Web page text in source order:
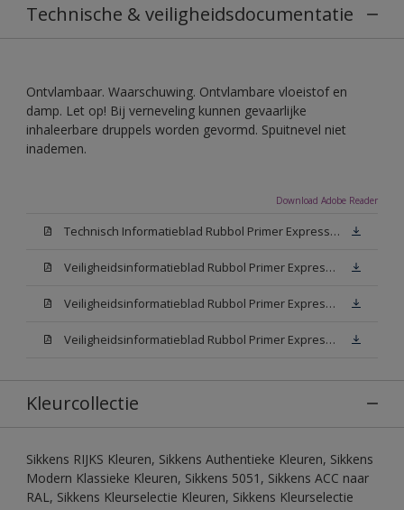
Technische & veiligheidsdocumentatie
Ontvlambaar. Waarschuwing. Ontvlambare vloeistof en
damp. Let op! Bij verneveling kunnen gevaarlijke
inhaleerbare druppels worden gevormd. Spuitnevel niet
inademen.
Download Adobe Reader
Technisch Informatieblad Rubbol Primer Express (PDF)
Veiligheidsinformatieblad Rubbol Primer Express White (MSDS)
Veiligheidsinformatieblad Rubbol Primer Express W05 (MSDS)
Veiligheidsinformatieblad Rubbol Primer Express N00 (MSDS)
Kleurcollectie
Sikkens RIJKS Kleuren, Sikkens Authentieke Kleuren, Sikkens
Modern Klassieke Kleuren, Sikkens 5051, Sikkens ACC naar
RAL, Sikkens Kleurselectie Kleuren, Sikkens Kleurselectie